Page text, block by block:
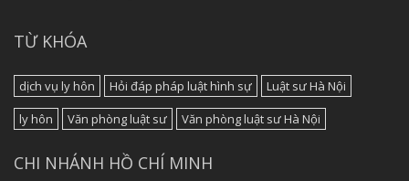
TỪ KHÓA
dịch vụ ly hôn Hỏi đáp pháp luật hình sự
Luật sư Hà Nội
ly hôn
Văn phòng luật sư Văn phòng luật sư Hà Nội
CHI NHÁNH HỒ CHÍ MINH